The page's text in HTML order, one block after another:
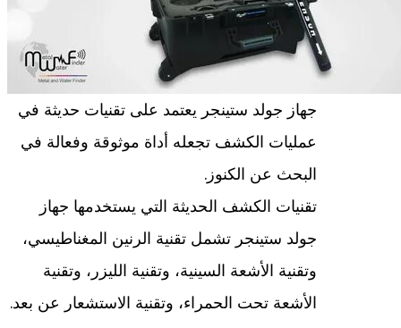
جهاز جولد ستينجر يعتمد على تقنيات حديثة في
عمليات الكشف تجعله أداة موثوقة وفعالة في
البحث عن الكنوز.
تقنيات الكشف الحديثة التي يستخدمها جهاز
جولد ستينجر تشمل تقنية الرنين المغناطيسي،
وتقنية الأشعة السينية، وتقنية الليزر، وتقنية
الأشعة تحت الحمراء، وتقنية الاستشعار عن بعد.